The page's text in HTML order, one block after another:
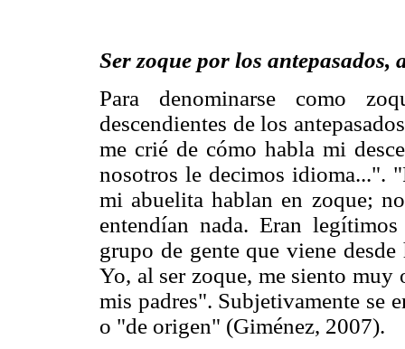
Ser zoque por los antepasados,
Para denominarse como
descendientes de los
me crié de cómo habla mi
nosotros le decimos idioma...".
mi abuelita hablan en zoque;
entendían nada. Eran
grupo de gente que viene
Yo, al ser zoque, me siento
mis padres". Subjetivamente se
o "de origen" (Giménez, 2007).